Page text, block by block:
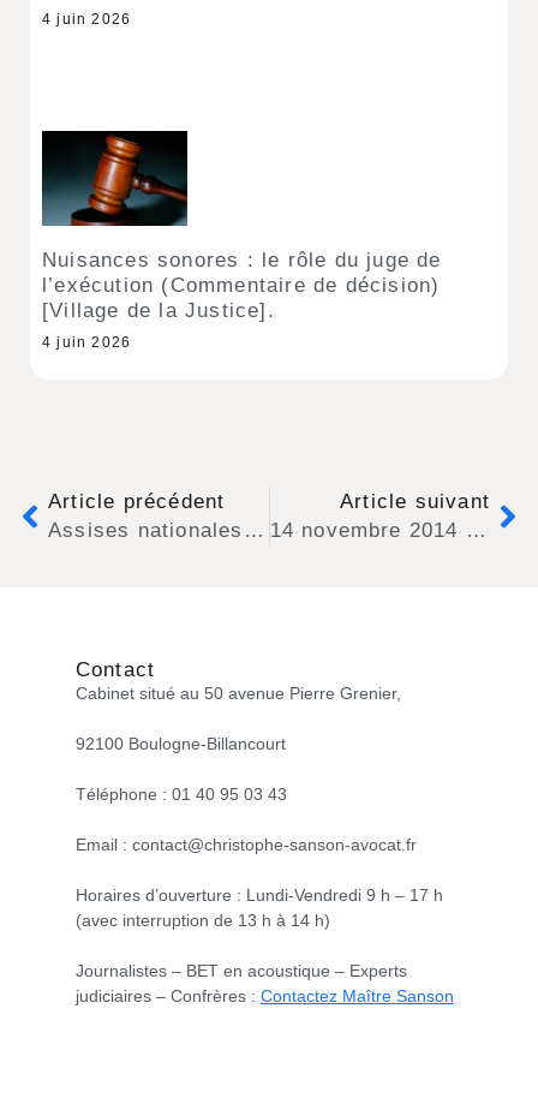
4 juin 2026
Nuisances sonores : le rôle du juge de
l’exécution (Commentaire de décision)
[Village de la Justice].
4 juin 2026
Article précédent
Assises nationales de la qualité de l’environnement sonore 2014
Article suivant
14 novembre 2014 : intervention de Maître SANSON devant le CNEJAC
Contact
Cabinet situé au 50 avenue Pierre Grenier,
92100 Boulogne-Billancourt
Téléphone : 01 40 95 03 43
Email : contact@christophe-sanson-avocat.fr
Horaires d’ouverture : Lundi-Vendredi 9 h – 17 h
(avec interruption de 13 h à 14 h)
Journalistes – BET en acoustique – Experts
judiciaires – Confrères : Contactez Maître Sanson